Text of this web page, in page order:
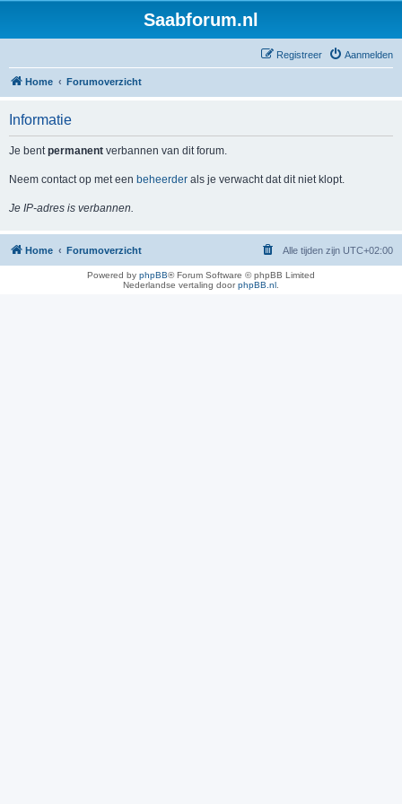
Saabforum.nl
Aanmelden
Registreer
Home Forumoverzicht
Informatie
Je bentpermanent verbannen van dit forum.
Neem contact op met een beheerder als je verwacht dat dit niet klopt.
Je IP-adres is verbannen.
Home Forumoverzicht Alle tijden zijn UTC+02:00
Powered by phpBB® Forum Software © phpBB Limited
Nederlandse vertaling doorphpBB.nl